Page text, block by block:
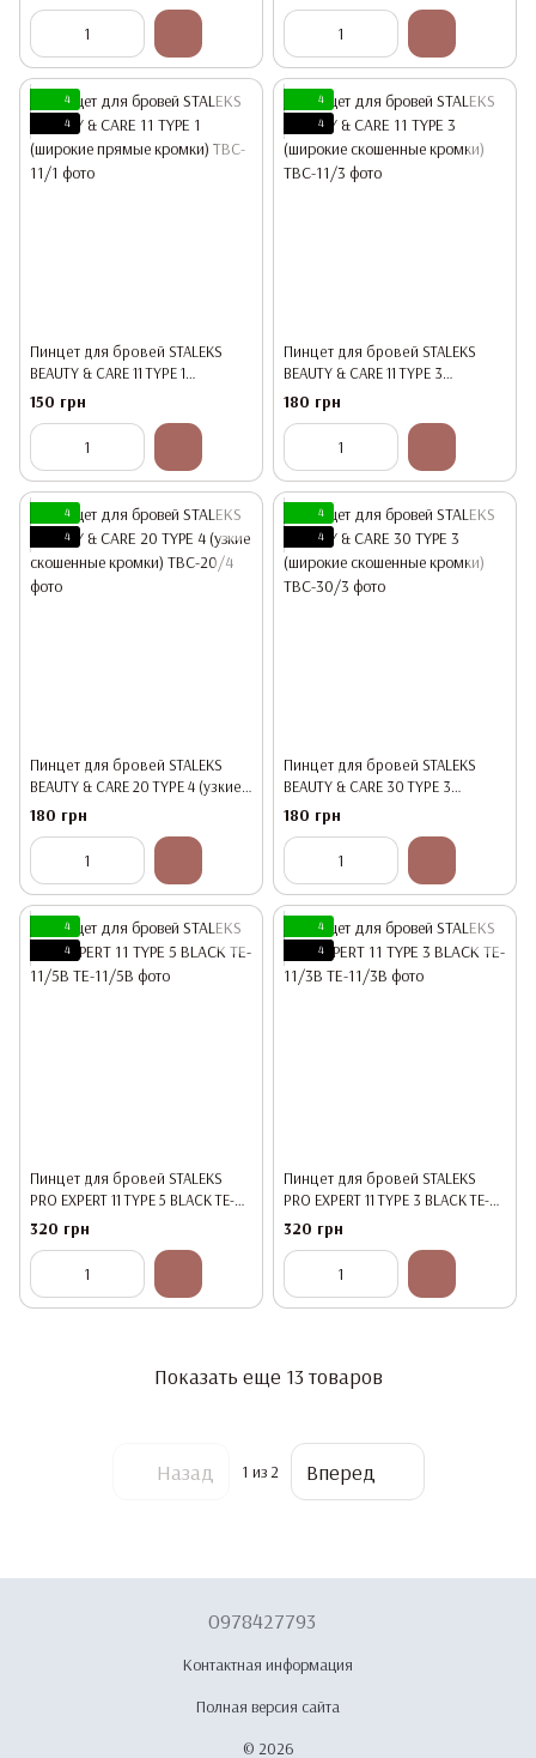
4
4
Пинцет для бровей STALEKS
BEAUTY & CARE 11 TYPE 1
(широкие прямые кромки)
150 грн
4
4
Пинцет для бровей STALEKS
BEAUTY & CARE 11 TYPE 3
(широкие скошенные кромки)
180 грн
4
4
Пинцет для бровей STALEKS
BEAUTY & CARE 20 TYPE 4 (узкие
скошенные кромки)
180 грн
4
4
Пинцет для бровей STALEKS
BEAUTY & CARE 30 TYPE 3
(широкие скошенные кромки)
180 грн
4
4
Пинцет для бровей STALEKS
PRO EXPERT 11 TYPE 5 BLACK TE-
11/5B
320 грн
4
4
Пинцет для бровей STALEKS
PRO EXPERT 11 TYPE 3 BLACK TE-
11/3B
320 грн
Показать еще 13 товаров
Назад 1 из 2 Вперед
0978427793
Контактная информация
Полная версия сайта
© 2026